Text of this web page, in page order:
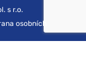
s r.o.
osobních